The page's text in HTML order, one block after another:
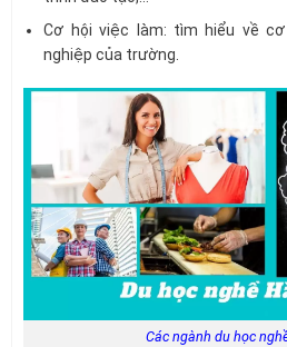
Cơ hội việc làm: tìm hiểu về
nghiệp của trường.
Các ngành du học